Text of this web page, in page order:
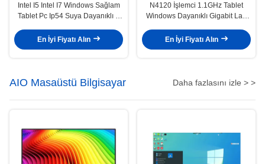
Intel I5 Intel I7 Windows Sağlam
Tablet Pc Ip54 Suya Dayanıklı 2
En İyi Fiyatı Alın
N4120 İşlemci 1.1GHz Tablet
Windows Dayanıklı Gigabit Lan
En İyi Fiyatı Alın
AIO Masaüstü Bilgisayar Daha fazlasını izle > >